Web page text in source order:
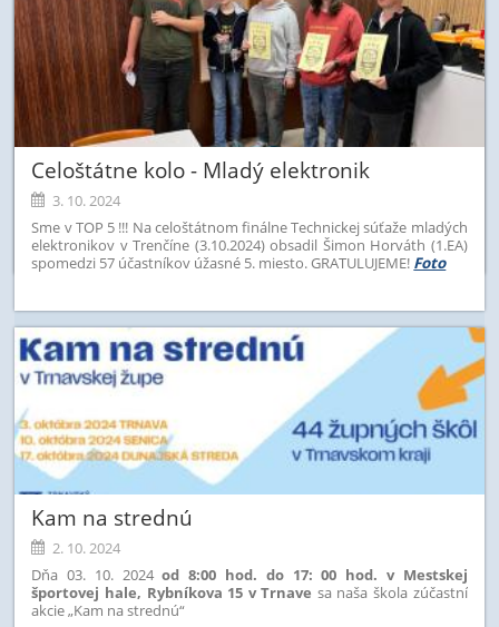
Celoštátne kolo - Mladý elektronik
3. 10. 2024
Sme v TOP 5 !!! Na celoštátnom finálne Technickej súťaže mladých
elektronikov v Trenčíne (3.10.2024) obsadil Šimon Horváth (1.EA)
spomedzi 57 účastníkov úžasné 5. miesto. GRATULUJEME! Foto
Kam na strednú
2. 10. 2024
Dňa 03. 10. 2024od 8:00 hod. do 17: 00 hod. v Mestskej
športovej hale, Rybníkova 15 v Trnave sa naša škola zúčastní
akcie „Kam na strednú“